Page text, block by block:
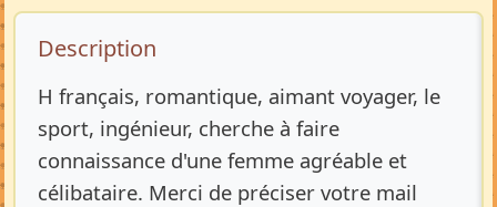
Description de l’annonce
Description
H français, romantique, aimant voyager, le
sport, ingénieur, cherche à faire
connaissance d'une femme agréable et
célibataire. Merci de préciser votre mail